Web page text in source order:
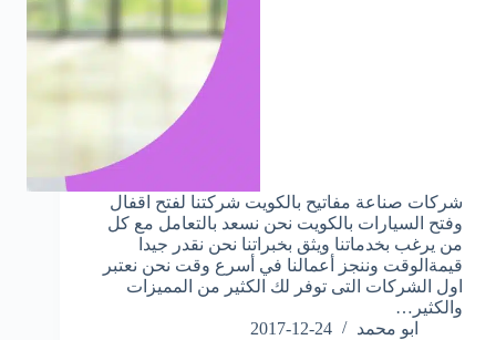
شركات صناعة مفاتيح بالكويت شركتنا لفتح اقفال
وفتح السيارات بالكويت نحن نسعد بالتعامل مع كل
من يرغب بخدماتنا ويثق بخبراتنا نحن نقدر جيدا
قيمةالوقت وننجز أعمالنا في أسرع وقت نحن نعتبر
اول الشركات التى توفر لك الكثير من المميزات
والكثير…
ابو محمد
2017-12-24